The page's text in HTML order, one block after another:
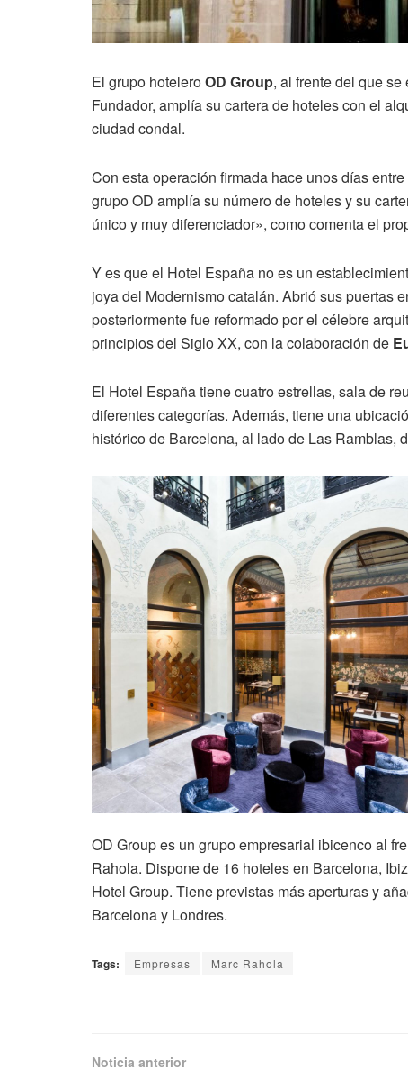
El grupo hoteleroOD Group, al frente del que
Fundador, amplía su cartera de hoteles con el
ciudad condal.
Con esta operación firmada hace unos días
grupo OD amplía su número de hoteles y su
único y muy diferenciador», como comenta el
Y es que el Hotel España no es un
joya del Modernismo catalán. Abrió sus puertas
posteriormente fue reformado por el célebre
principios del Siglo XX, con la colaboración de
El Hotel España tiene cuatro estrellas, sala de
diferentes categorías. Además, tiene una
histórico de Barcelona, al lado de Las
OD Group es un grupo empresarial ibicenco al
Rahola. Dispone de 16 hoteles en Barcelona,
Hotel Group. Tiene previstas más aperturas y
Barcelona y Londres.
Tags: Empresas Marc Rahola
Noticia anterior